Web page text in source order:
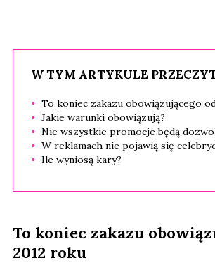
W TYM ARTYKULE
To koniec zakazu obowiązującego
Jakie warunki obowiązują?
Nie wszystkie promocje będą
W reklamach nie pojawią się
Ile wyniosą kary?
To koniec zakazu
2012 roku